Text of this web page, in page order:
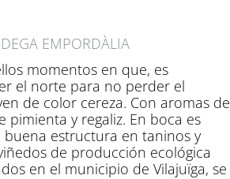
EMPORDÀLIA
momentos en que, es
el norte para no perder el
de color cereza. Con aromas de
pimienta y regaliz. En boca es
estructura en taninos y
de producción ecológica
en el municipio de Vilajuïga, se